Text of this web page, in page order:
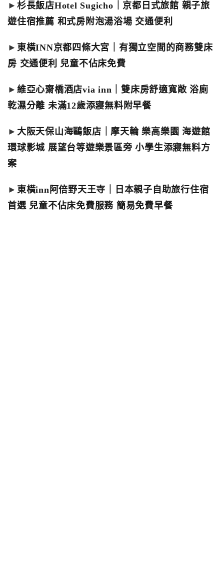
► 杉長飯店Hotel Sugicho｜京都日式旅館 親子旅
遊住宿推薦 和式房附泡湯浴場 交通便利
► 東橫INN京都四條大宮｜有獨立空間的商務雙床
房 交通便利 兒童不佔床免費
► 維亞心齋橋酒店via inn｜雙床房舒適寬敞 浴廁
乾濕分離 未滿12歲添寢無料附早餐
► 大阪天保山海鷗飯店｜摩天輪 樂高樂園 海遊館
環球影城 展望台等遊樂景區旁 小學生添寢無料方
案
► 東橫inn阿倍野天王寺｜日本親子自助旅行住宿
首選 兒童不佔床免費服務 簡易免費早餐